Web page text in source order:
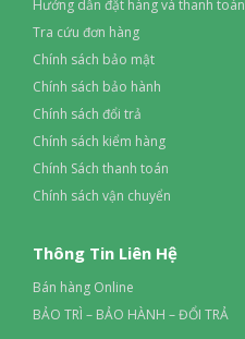
Hướng dẫn đặt hàng và thanh toán
Tra cứu đơn hàng
Chính sách bảo mật
Chính sách bảo hành
Chính sách đổi trả
Chính sách kiểm hàng
Chính Sách thanh toán
Chính sách vận chuyển
Thông Tin Liên Hệ
Bán hàng Online
BẢO TRÌ – BẢO HÀNH – ĐỔI TRẢ